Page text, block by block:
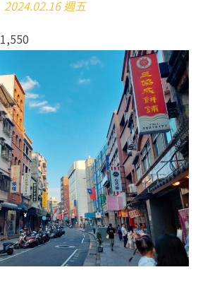
2024.02.16 週五
1,550